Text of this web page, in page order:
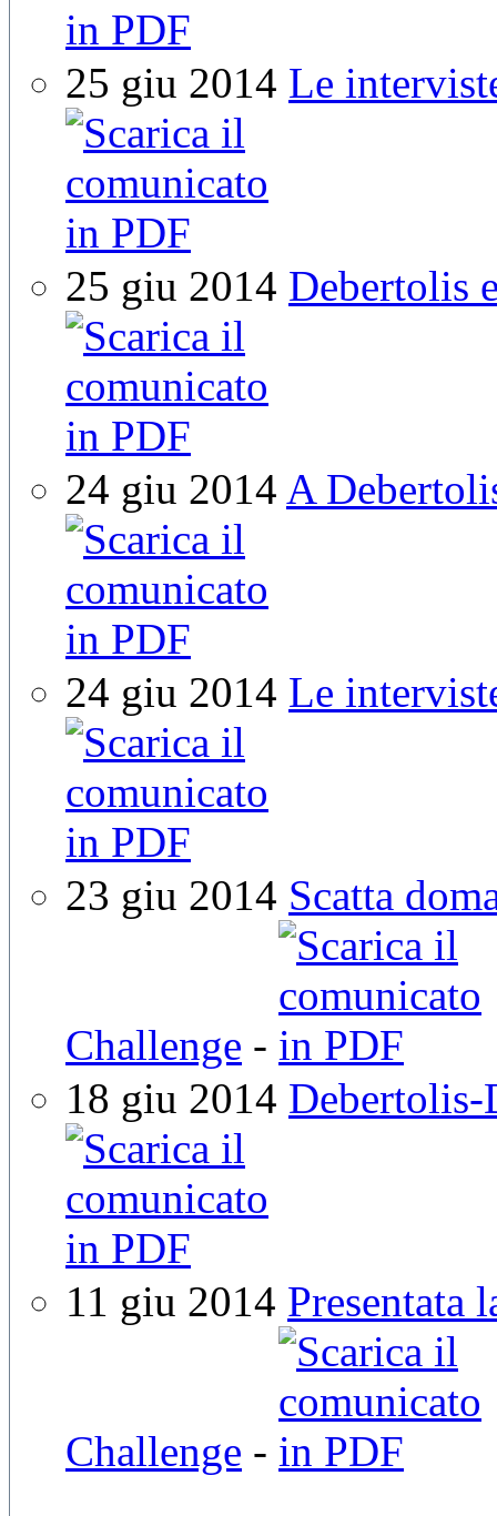
25 giu 2014 Le
25 giu 2014 Debertolis
24 giu 2014 A
24 giu 2014 Le
23 giu 2014 Scatta
Challenge -
18 giu 2014 Debertolis-
11 giu 2014 Presentata
Challenge -